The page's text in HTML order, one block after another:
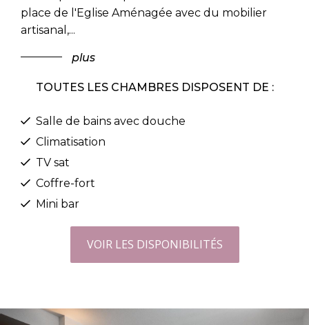
place de l'Eglise Aménagée avec du mobilier
artisanal,...
plus
TOUTES LES CHAMBRES DISPOSENT DE :
Salle de bains avec douche
Climatisation
TV sat
Coffre-fort
Mini bar
VOIR LES DISPONIBILITÉS